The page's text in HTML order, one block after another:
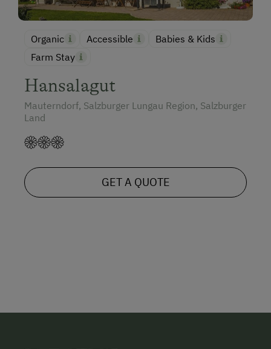
Organic Accessible
Babies & Kids
Farm Stay
Hansalagut
Mauterndorf, Salzburger Lungau Region, Salzburger
Land
GET A QUOTE